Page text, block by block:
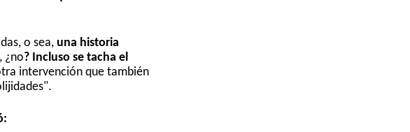
o sea, una historia
¿no? Incluso se tacha el
intervención que también